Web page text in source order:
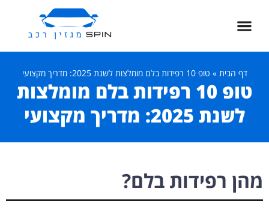
דף הבית » טופ 10 רפידות בלם מומלצות לשנת 2025: מדריך מקצועי
טופ 10 רפידות בלם מומלצות
לשנת 2025: מדריך מקצועי
מהן רפידות בלם?